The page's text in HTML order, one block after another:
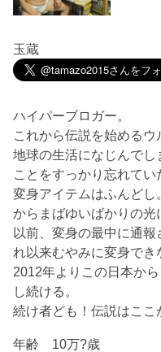
玉蔵
ハイパーブロガー。
これから伝説を始めるウ
地球の生活になじんで
ことをすっかり忘れてい
変身アイテムはふんど
からまばゆいばかりの光
以前、変身の最中に通
れ以来むやみに変身でき
2012年よりこの日本か
し続ける。
続け者ども！伝説はここ
年齢 10万?歳